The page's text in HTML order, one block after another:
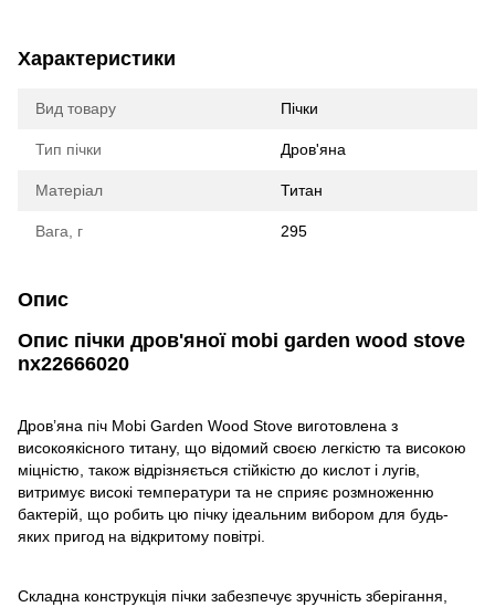
Характеристики
Вид товару Пічки
Тип пічки Дров'яна
Матеріал Титан
Вага, г 295
Опис
Опис пічки дров'яної mobi garden wood stove
nx22666020
Дров’яна піч Mobi Garden Wood Stove виготовлена з
високоякісного титану, що відомий своєю легкістю та високою
міцністю, також відрізняється стійкістю до кислот і лугів,
витримує високі температури та не сприяє розмноженню
бактерій, що робить цю пічку ідеальним вибором для будь-
яких пригод на відкритому повітрі.
Складна конструкція пічки забезпечує зручність зберігання,